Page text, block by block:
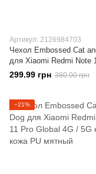
Артикул: 2126984703
Чехол Embossed Cat
для Xiaomi Redmi Note
Global 4G / 5G книжка
фиолетовый
299.99 грн 380.00 грн
−21%